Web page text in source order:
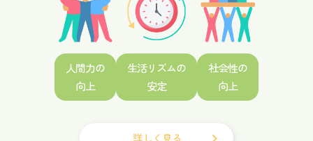
人間力の
向上
生活リズムの
安定
社会性の
向上
詳しく見る